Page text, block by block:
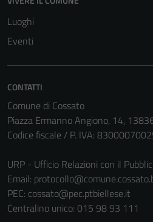
Luoghi
Eventi
CONTATTI
Comune di Cossato
Piazza Ermanno Angiono, 14,
Codice fiscale / P. IVA:
URP - Ufficio Relazioni con il
Email:
PEC: cossato@pec.ptbiellese.it
Centralino unico: 015 98 93 111